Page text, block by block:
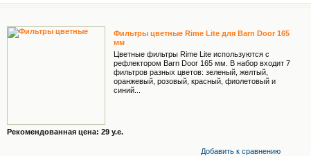
Фильтры цветные Rime Lite для Barn Door 165
мм
Цветные фильтры Rime Lite используются с
рефлектором Barn Door 165 мм. В набор входит 7
фильтров разных цветов: зеленый, желтый,
оранжевый, розовый, красный, фиолетовый и
синий...
Рекомендованная цена: 29 у.е.
Добавить к cравнению